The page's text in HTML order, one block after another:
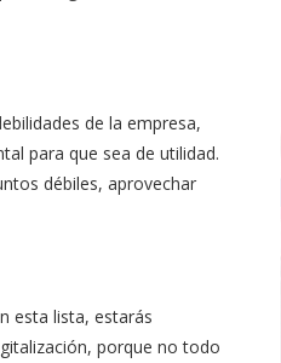
de la empresa,
para que sea de utilidad.
débiles, aprovechar
esta lista, estarás
porque no todo